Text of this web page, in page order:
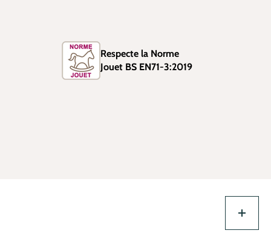
Respecte la Norme
Jouet BS EN71-3:2019